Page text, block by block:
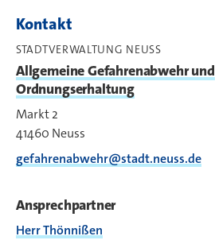
Kontakt
STADTVERWALTUNG NEUSS
Allgemeine Gefahrenabwehr und
Ordnungserhaltung
Markt 2
41460 Neuss
gefahrenabwehr@stadt.neuss.de
Ansprechpartner
Herr Thönnißen